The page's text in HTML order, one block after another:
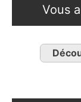
Vous